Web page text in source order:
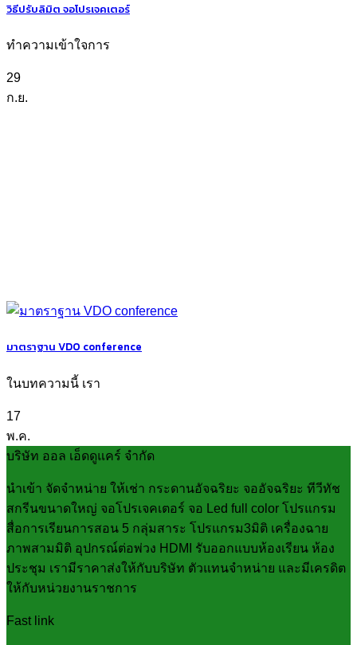
วิธีปรับลิมิต จอโปรเจคเตอร์
ทำความเข้าใจการ
29
ก.ย.
มาตราฐาน VDO conference
ในบทความนี้ เรา
17
พ.ค.
บริษัท ออล เอ็ดดูแคร์ จำกัด
นำเข้า จัดจำหน่าย ให้เช่า กระดานอัจฉริยะ จออัจฉริยะ ทีวีทัช
สกรีนขนาดใหญ่ จอโปรเจคเตอร์ จอ Led full color โปรแกรม
สื่อการเรียนการสอน 5 กลุ่มสาระ โปรแกรม3มิติ เครื่องฉาย
ภาพสามมิติ อุปกรณ์ต่อพ่วง HDMI รับออกแบบห้องเรียน ห้อง
ประชุม เรามีราคาส่งให้กับบริษัท ตัวแทนจำหน่าย และมีเครดิต
ให้กับหน่วยงานราชการ
Fast link